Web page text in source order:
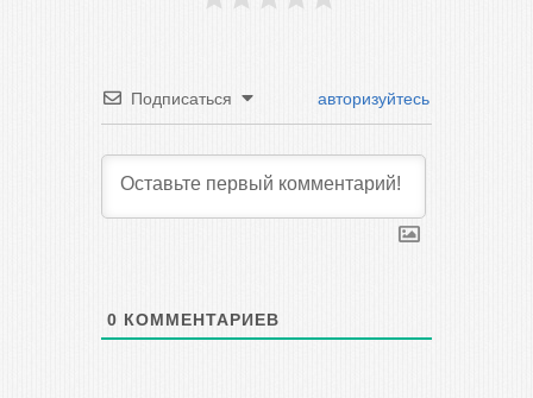
Подписаться авторизуйтесь
0 КОММЕНТАРИЕВ